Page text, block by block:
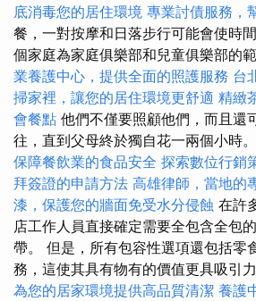
底消毒您的居住環境 專業討債服務，
餐，一對按摩和日落步行可能會使時
個家庭為家庭俱樂部和兒童俱樂部的
業養護中心，提供全面的照護服務 台
掃家裡，讓您的居住環境更舒適 精緻
會餐點 他們不僅要照顧他們，而且還
往，直到父母終於獨自花一兩個小時。
保障餐飲業的食品安全 探索數位行銷
拜簽證的申請方法 高雄律師，當地的
漆，保護您的牆面免受水分侵蝕 在許
店工作人員直接確定需要全包含全包
帶。 但是，所有包容性選項還包括零
務，這使其具有物有的價值更具吸引力
為您的居家環境提供高品質清潔 養護